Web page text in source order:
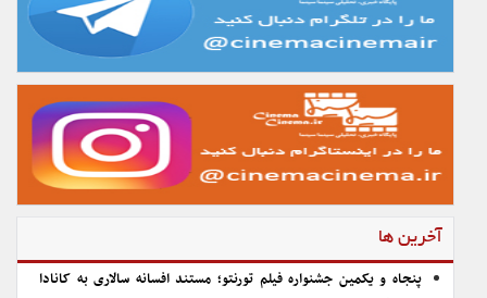
آخرین ها
پنجاه و یکمین جشنواره فیلم تورنتو؛ مستند افسانه سالاری به کانادا